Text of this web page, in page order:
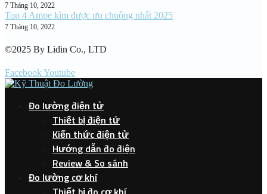
7 Tháng 10, 2022
Top 4 Ampe kìm được ưu chuộng nhất 2025
7 Tháng 10, 2022
©2025 By Lidin Co., LTD
FacebookYoutube
Đo lường điện tử
Thiết bị điện tử
Kiến thức điện tử
Hướng dẫn đo điện
Review & So sánh
Đo lường cơ khí